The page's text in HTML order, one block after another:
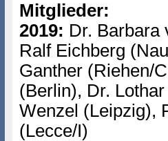
Mitglieder:
2019: Dr. Barbara
Ralf Eichberg
Ganther (Riehen/
(Berlin), Dr.
Wenzel (Leipzig),
(Lecce/I)